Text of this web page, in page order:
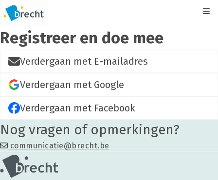
Registreer en doe mee
Verdergaan met E-mailadres
Verdergaan met Google
Verdergaan met Facebook
Nog vragen of opmerkingen?
communicatie@brecht.be